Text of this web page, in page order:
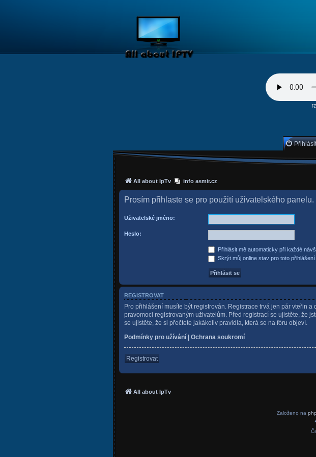
All about IpTv info asmir.cz
Prosím přihlaste se pro použití uživatelského panelu.
Uživatelské jméno:
Heslo:
Přihlásit mě automaticky při každé
Skrýt můj online stav pro toto přihlášení
REGISTROVAT
Pro přihlášení musíte být registrován. Registrace trvá jen pár vteřin
pravomoci registrovaným uživatelům. Před registrací se ujistěte, že
se ujistěte, že si přečtete jakákoliv pravidla, která se na fóru objeví.
Podmínky pro užívání
Ochrana soukromí
Registrovat
All about IpTv
Založeno na
*